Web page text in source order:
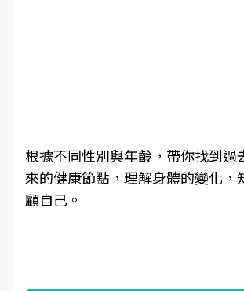
根據不同性別與年齡，帶你找到過
來的健康節點，理解身體的變化，
顧自己。